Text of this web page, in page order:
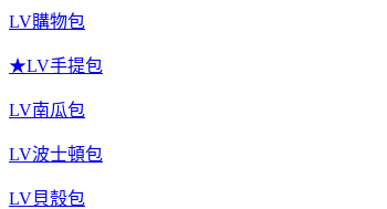
LV購物包
★LV手提包
LV南瓜包
LV波士頓包
LV貝殼包